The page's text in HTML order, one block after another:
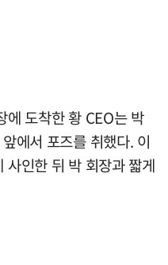
도착한 황 CEO는 박
에서 포즈를 취했다. 이
사인한 뒤 박 회장과 짧게